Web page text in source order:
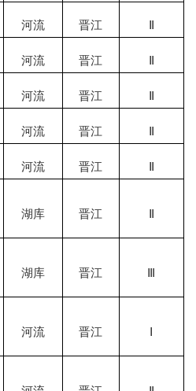
河流 晋江
河流 晋江
河流 晋江
河流 晋江
河流 晋江
湖库 晋江
湖库 晋江
河流 晋江